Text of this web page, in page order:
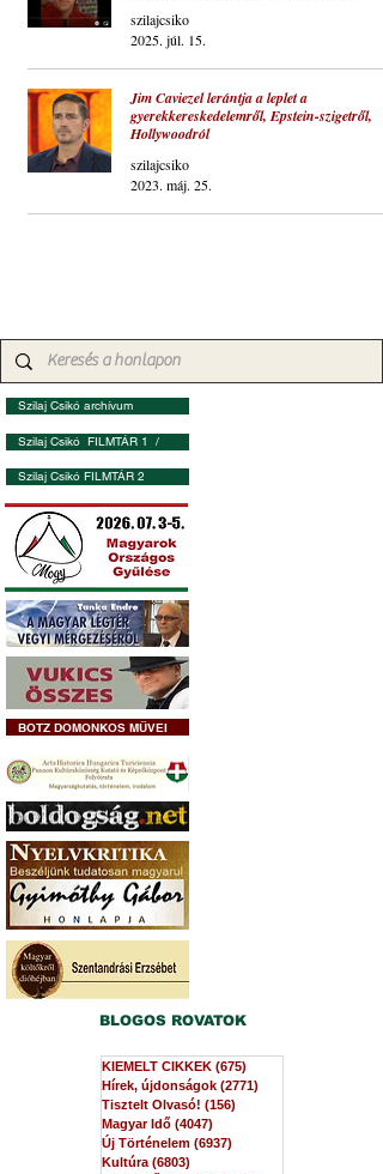
szilajcsiko
2025. júl. 15.
Jim Caviezel lerántja a leplet a
gyerekkereskedelemről, Epstein-szigetről,
Hollywoodról
szilajcsiko
2023. máj. 25.
Szilaj Csikó archívum
Szilaj Csikó FILMTÁR 1 /
Szilaj Csikó FILMTÁR 2
BOTZ DOMONKOS MŰVEI
BLOGOS ROVATOK
KIEMELT CIKKEK (675)
Hírek, újdonságok (2771)
Tisztelt Olvasó! (156)
Magyar Idő (4047)
Új Történelem (6937)
Kultúra (6803)